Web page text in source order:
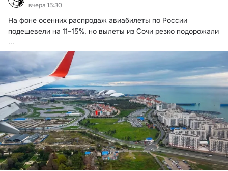
вчера 15:30
На фоне осенних распродаж авиабилеты по России
подешевели на 11–15%, но вылеты из Сочи резко подорожали
...